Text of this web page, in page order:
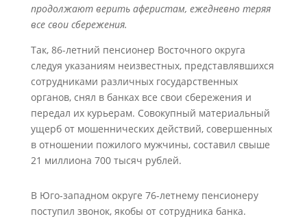
продолжают верить аферистам, ежедневно теряя
все свои сбережения.
Так, 86-летний пенсионер Восточного округа
следуя указаниям неизвестных, представлявшихся
сотрудниками различных государственных
органов, снял в банках все свои сбережения и
передал их курьерам. Совокупный материальный
ущерб от мошеннических действий, совершенных
в отношении пожилого мужчины, составил свыше
21 миллиона 700 тысяч рублей.
В Юго-западном округе 76-летнему пенсионеру
поступил звонок, якобы от сотрудника банка.